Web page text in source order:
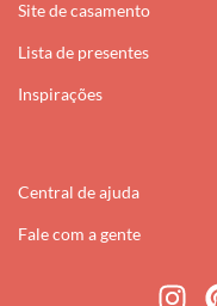
Site de casamento
Lista de presentes
Inspirações
Central de ajuda
Fale com a gente